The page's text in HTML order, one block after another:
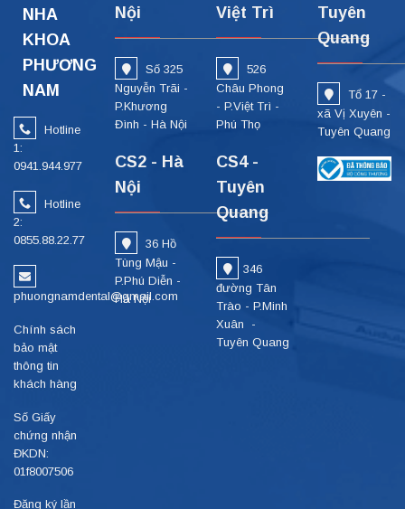
NHA
KHOA
PHƯƠNG
NAM
Hotline
1:
0941.944.977
Hotline
2:
0855.88.22.77
phuongnamdental@gmail.com
Chính sách
bảo mật
thông tin
khách hàng
Số Giấy
chứng nhận
ĐKDN:
01f8007506
Đăng ký lần
Nội
Số 325
Nguyễn Trãi -
P.Khương
Đình - Hà Nội
CS2 - Hà
Nội
36 Hồ
Tùng Mậu -
P.Phú Diễn -
Hà Nội
Việt Trì
526
Châu Phong
- P.Việt Trì -
Phú Thọ
CS4 -
Tuyên
Quang
346
đường Tân
Trào - P.Minh
Xuân -
Tuyên Quang
Tuyên
Quang
Tổ 17 -
xã Vị Xuyên -
Tuyên Quang